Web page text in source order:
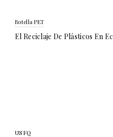
Botella PET
El Reciclaje De Plásticos En
USFQ